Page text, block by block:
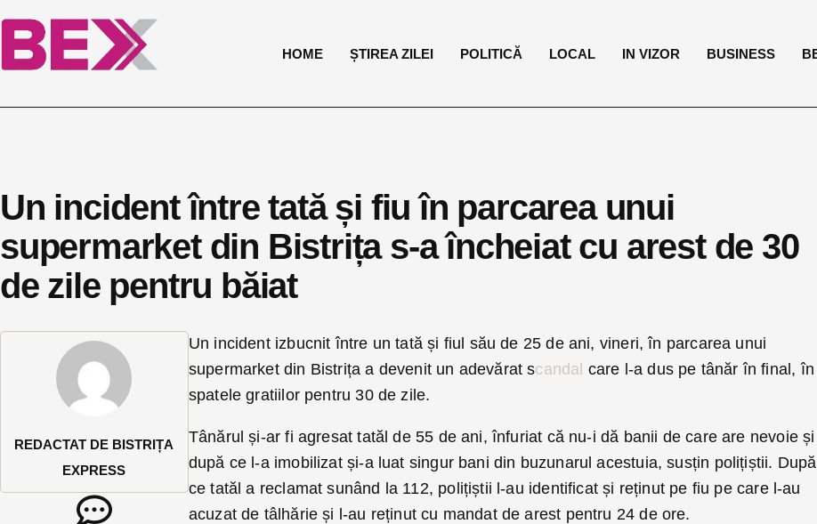
HOME ȘTIREA ZILEI POLITICĂ LOCAL IN VIZOR BUSINESS
Un incident între tată și fiu în parcarea unui
supermarket din Bistrița s-a încheiat cu arest de 30
de zile pentru băiat
REDACTAT DE BISTRIȚA
EXPRESS
Un incident izbucnit între un tată și fiul său de 25 de ani, vineri, în parcarea unui
supermarket din Bistrița a devenit un adevărat scandal care l-a dus pe tânăr în final, în
spatele gratiilor pentru 30 de zile.
Tânărul și-ar fi agresat tatăl de 55 de ani, înfuriat că nu-i dă banii de care are nevoie și
după ce l-a imobilizat și-a luat singur bani din buzunarul acestuia, susțin polițiștii. După
ce tatăl a reclamat sunând la 112, polițiștii l-au identificat și reținut pe fiu pe care l-au
acuzat de tâlhărie și l-au reținut cu mandat de arest pentru 24 de ore.